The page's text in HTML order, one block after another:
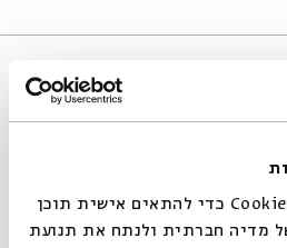
אנחנו משתמשים בקובצי Cookie כדי להתאים אישית תוכן
מדיה חברתית ולנתח את תנועת